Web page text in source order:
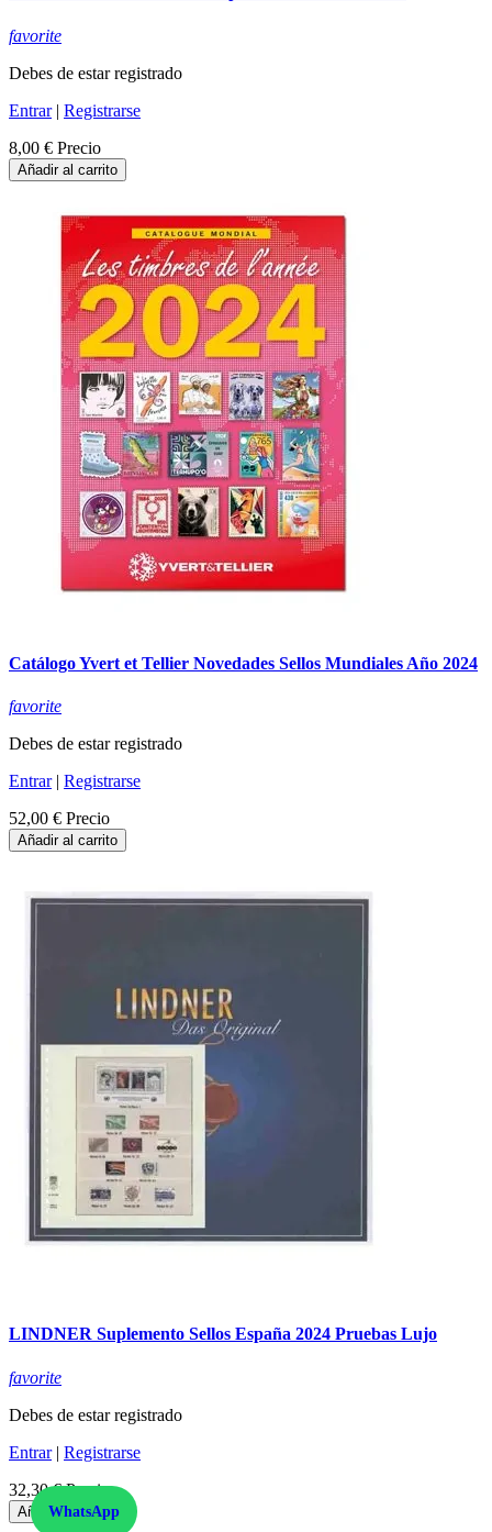
favorite
Debes de estar registrado
Entrar| Registrarse
8,00 € Precio
Añadir al carrito
Catálogo Yvert et Tellier Novedades Sellos Mundiales Año 2024
favorite
Debes de estar registrado
Entrar| Registrarse
52,00 € Precio
Añadir al carrito
LINDNER Suplemento Sellos España 2024 Pruebas Lujo
favorite
Debes de estar registrado
Entrar| Registrarse
32,30 € Precio
Añadir al carrito
WhatsApp